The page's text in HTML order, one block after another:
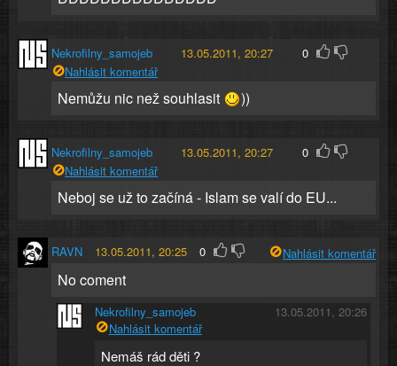
Nekrofilny_samojeb 13.05.2011, 20:27
0
Nahlásit komentář
Nemůžu nic než souhlasit ))
Nekrofilny_samojeb 13.05.2011, 20:27
0
Nahlásit komentář
Neboj se už to začíná - Islam se valí do EU...
RAVN 13.05.2011, 20:25 0 Nahlásit komentář
No coment
Nekrofilny_samojeb
13.05.2011, 20:26
Nahlásit komentář
Nemáš rád děti ?